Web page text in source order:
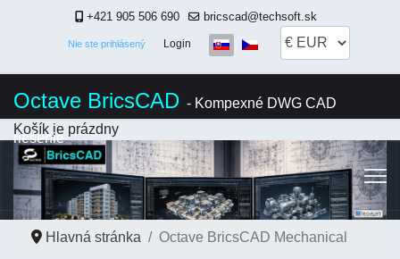
+421 905 506 690 bricscad@techsoft.sk
Nie ste prihlásený Login Vyberte váš jazyk
Octave BricsCAD - Kompexné DWG CAD
riešenie
Košík je prázdny
Hlavná stránka Octave BricsCAD Mechanical